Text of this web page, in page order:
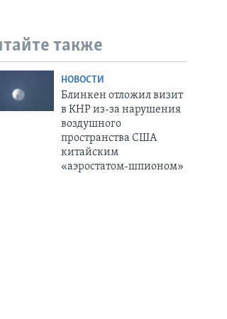
также
НОВОСТИ
Блинкен отложил визит
в КНР из-за нарушения
воздушного
пространства США
китайским
«аэростатом-шпионом»